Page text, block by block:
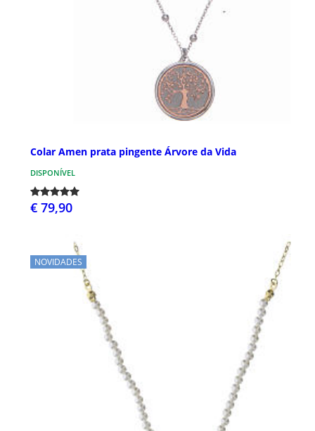
Colar Amen prata pingente Árvore da Vida
DISPONÍVEL
€ 79,90
NOVIDADES